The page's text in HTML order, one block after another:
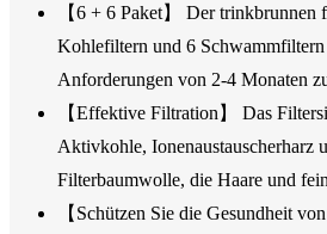
【6 + 6 Paket】 Der
Kohlefiltern und 6 Schwammfiltern
Anforderungen von 2-4 Monaten
【Effektive Filtration】 Das
Aktivkohle, Ionenaustauscherharz
Filterbaumwolle, die Haare und
【Schützen Sie die Gesundheit